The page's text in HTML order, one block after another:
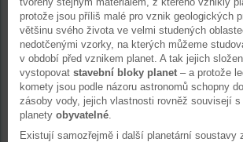
protože jsou příliš malé pro vznik geologických
většinu svého života ve velmi studených
nedotčenými vzorky, na kterých můžeme
v období před vznikem planet. A tak jejich
vystopovat stavební bloky planet – a protože
komety jsou podle názoru astronomů schopny
zásoby vody, jejich vlastnosti rovněž souvisejí
planety obyvatelné.
Existují samozřejmě i další planetární soustavy